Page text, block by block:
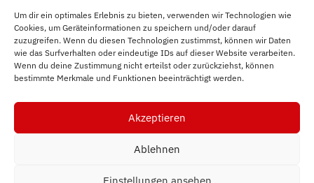
Um dir ein optimales Erlebnis zu bieten, verwenden wir Technologien wie
Cookies, um Geräteinformationen zu speichern und/oder darauf
zuzugreifen. Wenn du diesen Technologien zustimmst, können wir Daten
wie das Surfverhalten oder eindeutige IDs auf dieser Website verarbeiten.
Wenn du deine Zustimmung nicht erteilst oder zurückziehst, können
bestimmte Merkmale und Funktionen beeinträchtigt werden.
Akzeptieren
Ablehnen
Einstellungen ansehen
Impressum
Datenschutz